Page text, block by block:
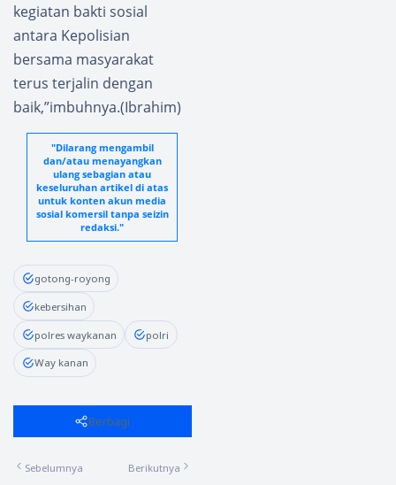
kegiatan bakti sosial
antara Kepolisian
bersama masyarakat
terus terjalin dengan
baik,”imbuhnya.(Ibrahim)
"Dilarang mengambil
dan/atau menayangkan
ulang sebagian atau
keseluruhan artikel di atas
untuk konten akun media
sosial komersil tanpa seizin
redaksi."
gotong-royong
kebersihan
polres waykanan polri
Way kanan
Berbagi
Sebelumnya Berikutnya